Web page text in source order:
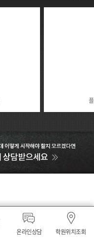
온라인상담 학원위치조회